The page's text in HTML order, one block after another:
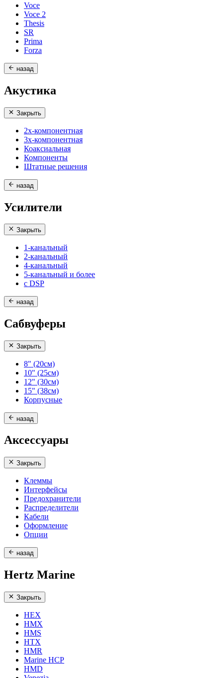
Voce
Voce 2
Thesis
SR
Prima
Forza
назад
Акустика
Закрыть
2х-компонентная
3х-компонентная
Коаксиальная
Компоненты
Штатные решения
назад
Усилители
Закрыть
1-канальный
2-канальный
4-канальный
5-канальный и более
с DSP
назад
Сабвуферы
Закрыть
8" (20см)
10" (25см)
12" (30см)
15" (38см)
Корпусные
назад
Аксессуары
Закрыть
Клеммы
Интерфейсы
Предохранители
Распределители
Кабели
Оформление
Опции
назад
Hertz Marine
Закрыть
HEX
HMX
HMS
HTX
HMR
Marine HCP
HMD